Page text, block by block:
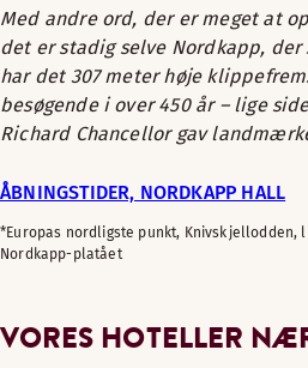
Med andre ord, der er meget at
det er stadig selve Nordkapp,
har det 307 meter høje
besøgende i over 450 år – lige
Richard Chancellor gav
ÅBNINGSTIDER, NORDKAPP HALL
*Europas nordligste punkt, Knivskjellodden,
Nordkapp-platået
VORES HOTELLER